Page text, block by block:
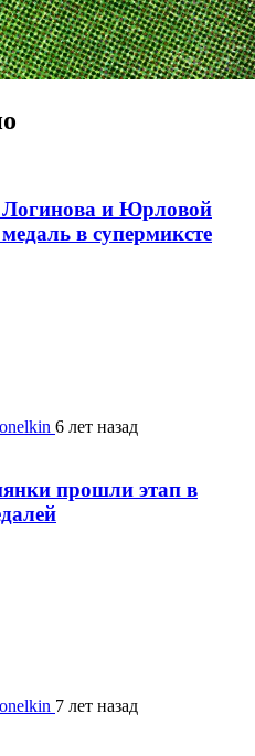
и Юрловой
в супермиксте
6 лет назад
прошли этап в
7 лет назад